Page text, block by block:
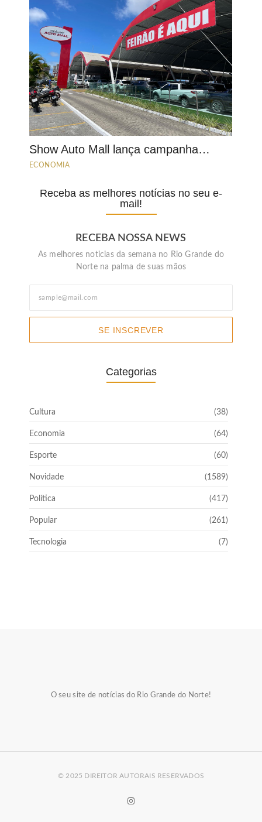
Show Auto Mall lança campanha…
ECONOMIA
Receba as melhores notícias no seu e-
mail!
RECEBA NOSSA NEWS
As melhores noticias da semana no Rio Grande do
Norte na palma de suas mãos
SE INSCREVER
Categorias
Cultura (38)
Economia (64)
Esporte (60)
Novidade (1589)
Política (417)
Popular (261)
Tecnologia (7)
O seu site de notícias do Rio Grande do Norte!
© 2025 DIREITOR AUTORAIS RESERVADOS